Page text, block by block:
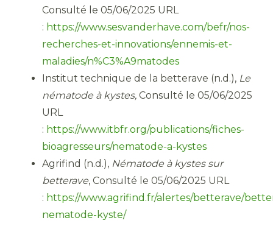
Consulté le 05/06/2025 URL
: https://www.sesvanderhave.com/befr/nos-
recherches-et-innovations/ennemis-et-
maladies/n%C3%A9matodes
Institut technique de la betterave (n.d.), Le
nématode à kystes, Consulté le 05/06/2025
URL
: https://www.itbfr.org/publications/fiches-
bioagresseurs/nematode-a-kystes
Agrifind (n.d.), Nématode à kystes sur
betterave, Consulté le 05/06/2025 URL
: https://www.agrifind.fr/alertes/betterave/
nematode-kyste/